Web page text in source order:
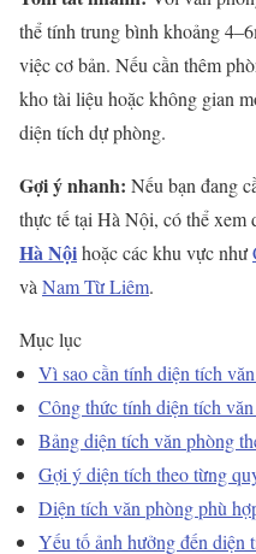
thể tính trung bình khoảng
việc cơ bản. Nếu cần thêm
kho tài liệu hoặc không gian
diện tích dự phòng.
Gợi ý nhanh: Nếu bạn đang
thực tế tại Hà Nội, có thể xem
Hà Nộihoặc các khu vực như
và Nam Từ Liêm.
Mục lục
Vì sao cần tính diện tích
Công thức tính diện tích
Bảng diện tích văn phòng
Gợi ý diện tích theo từng
Diện tích văn phòng phù
Yếu tố ảnh hưởng đến diện